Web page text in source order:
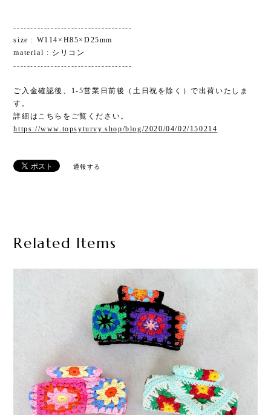
-----------------------------------
size : W114×H85×D25mm
material : シリコン
-----------------------------------
ご入金確認後、1-5営業日前後（土日祝を除く）で出荷いたしま
す。
詳細はこちらをご覧ください。
https://www.topsyturvy.shop/blog/2020/04/02/150214
通報する
Related Items